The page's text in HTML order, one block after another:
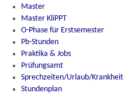
Master
Master KliPPT
O-Phase für Erstsemester
Pb-Stunden
Praktika & Jobs
Prüfungsamt
Sprechzeiten/Urlaub/Krankheit
Stundenplan